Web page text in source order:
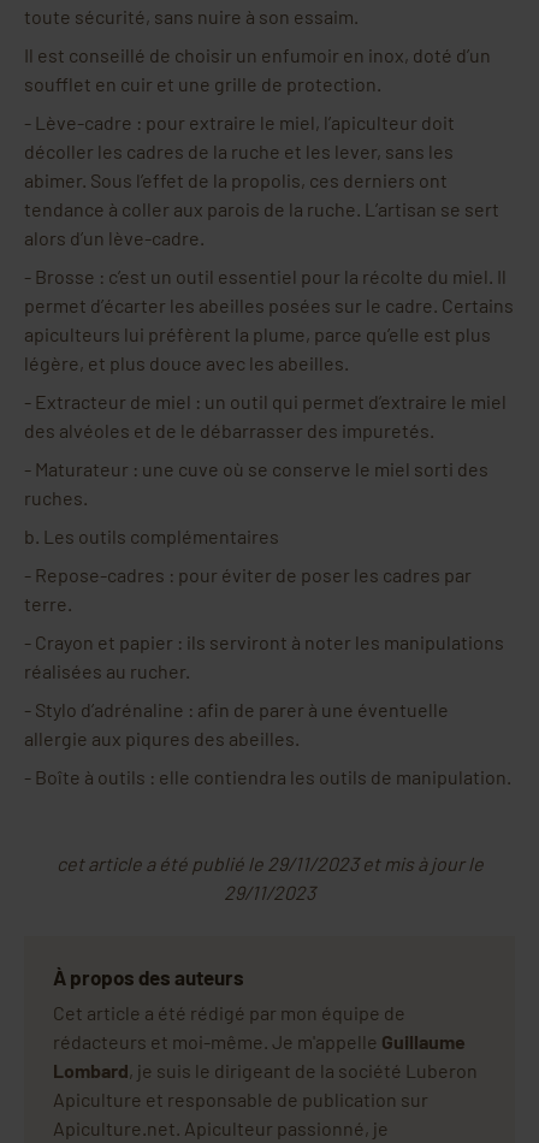
toute sécurité, sans nuire à son essaim.
Il est conseillé de choisir un enfumoir en inox, doté d’un
soufflet en cuir et une grille de protection.
- Lève-cadre : pour extraire le miel, l’apiculteur doit
décoller les cadres de la ruche et les lever, sans les
abimer. Sous l’effet de la propolis, ces derniers ont
tendance à coller aux parois de la ruche. L’artisan se sert
alors d’un lève-cadre.
- Brosse : c’est un outil essentiel pour la récolte du miel. Il
permet d’écarter les abeilles posées sur le cadre. Certains
apiculteurs lui préfèrent la plume, parce qu’elle est plus
légère, et plus douce avec les abeilles.
- Extracteur de miel : un outil qui permet d’extraire le miel
des alvéoles et de le débarrasser des impuretés.
- Maturateur : une cuve où se conserve le miel sorti des
ruches.
b. Les outils complémentaires
- Repose-cadres : pour éviter de poser les cadres par
terre.
- Crayon et papier : ils serviront à noter les manipulations
réalisées au rucher.
- Stylo d’adrénaline : afin de parer à une éventuelle
allergie aux piqures des abeilles.
- Boîte à outils : elle contiendra les outils de manipulation.
cet article a été publié le 29/11/2023 et mis à jour le
29/11/2023
À propos des auteurs
Cet article a été rédigé par mon équipe de
rédacteurs et moi-même. Je m'appelle Guillaume
Lombard, je suis le dirigeant de la société Luberon
Apiculture et responsable de publication sur
Apiculture.net. Apiculteur passionné, je